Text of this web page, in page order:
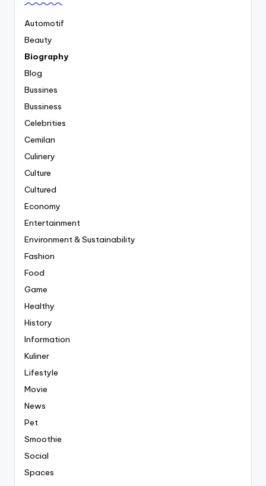
Automotif
Beauty
Biography
Blog
Bussines
Bussiness
Celebrities
Cemilan
Culinery
Culture
Cultured
Economy
Entertainment
Environment & Sustainability
Fashion
Food
Game
Healthy
History
Information
Kuliner
Lifestyle
Movie
News
Pet
Smoothie
Social
Spaces